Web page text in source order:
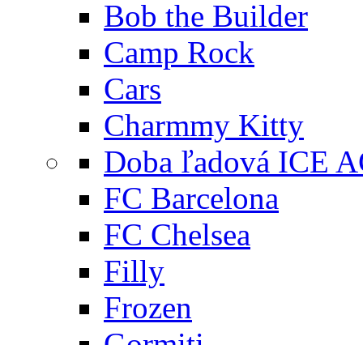
Bob the Builder
Camp Rock
Cars
Charmmy Kitty
Doba ľadová ICE
FC Barcelona
FC Chelsea
Filly
Frozen